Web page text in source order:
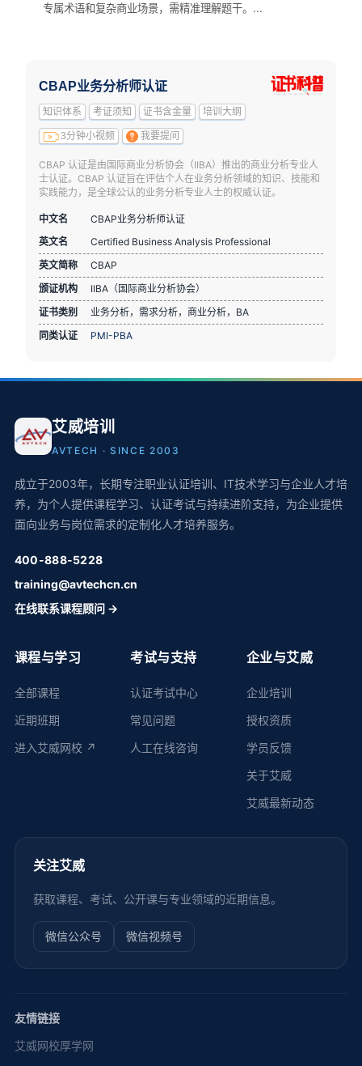
专属术语和复杂商业场景，需精准理解题干。...
CBAP业务分析师认证
知识体系 考证须知 证书含金量 培训大纲
3分钟小视频 我要提问
CBAP 认证是由国际商业分析协会（IIBA）推出的商业分析专业人
士认证。CBAP 认证旨在评估个人在业务分析领域的知识、技能和
实践能力，是全球公认的业务分析专业人士的权威认证。
中文名
CBAP业务分析师认证
英文名
Certified Business Analysis Professional
英文简称
CBAP
颁证机构
IIBA（国际商业分析协会）
证书类别
业务分析，需求分析，商业分析，BA
同类认证
PMI-PBA
艾威培训
AVTECH · SINCE 2003
成立于2003年，长期专注职业认证培训、IT技术学习与企业人才培
养，为个人提供课程学习、认证考试与持续进阶支持，为企业提供
面向业务与岗位需求的定制化人才培养服务。
400-888-5228
training@avtechcn.cn
在线联系课程顾问 →
课程与学习
全部课程
近期班期
进入艾威网校 ↗
考试与支持
认证考试中心
常见问题
人工在线咨询
企业与艾威
企业培训
授权资质
学员反馈
关于艾威
艾威最新动态
关注艾威
获取课程、考试、公开课与专业领域的近期信息。
微信公众号 微信视频号
友情链接
艾威网校厚学网